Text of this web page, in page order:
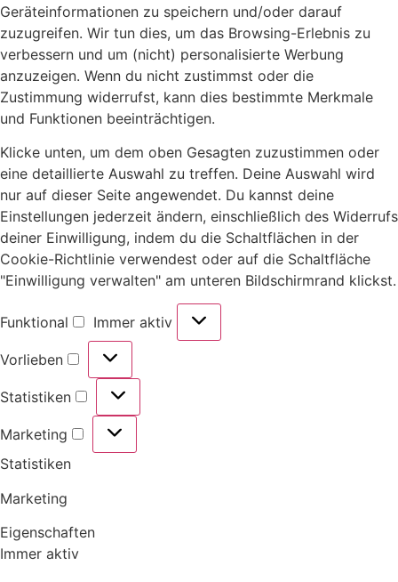
Geräteinformationen zu speichern und/oder darauf
zuzugreifen. Wir tun dies, um das Browsing-Erlebnis zu
verbessern und um (nicht) personalisierte Werbung
anzuzeigen. Wenn du nicht zustimmst oder die
Zustimmung widerrufst, kann dies bestimmte Merkmale
und Funktionen beeinträchtigen.
Klicke unten, um dem oben Gesagten zuzustimmen oder
eine detaillierte Auswahl zu treffen. Deine Auswahl wird
nur auf dieser Seite angewendet. Du kannst deine
Einstellungen jederzeit ändern, einschließlich des Widerrufs
deiner Einwilligung, indem du die Schaltflächen in der
Cookie-Richtlinie verwendest oder auf die Schaltfläche
"Einwilligung verwalten" am unteren Bildschirmrand klickst.
Funktional Immer aktiv
Vorlieben
Statistiken
Marketing
Statistiken
Marketing
Eigenschaften
Immer aktiv